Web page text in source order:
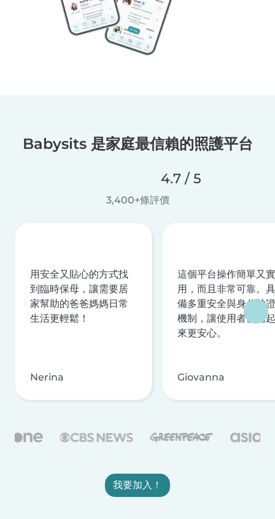
Babysits 是家庭最信賴的照護平台
4.7 / 5
3,400+條評價
用安全又貼心的方式找
到臨時保母，讓需要居
家幫助的爸爸媽媽日常
生活更輕鬆！
Nerina
這個平台操作簡單又實
用，而且非常可靠。具
備多重安全與身分驗證
機制，讓使用者使用起
來更安心。
Giovanna
我要加入！